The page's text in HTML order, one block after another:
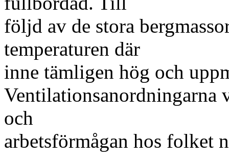
följd av de stora
temperaturen där
inne tämligen hög och
och
arbetsförmågan hos folket